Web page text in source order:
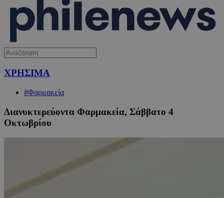
ΧΡΗΣΙΜΑ
#Φαρμακεία
Διανυκτερεύοντα Φαρμακεία, Σάββατο 4
Οκτωβρίου